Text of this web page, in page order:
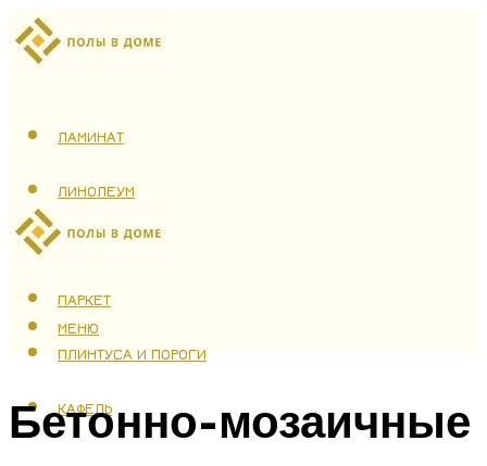
ЛАМИНАТ
ЛИНОЛЕУМ
ТЕПЛЫЙ ПОЛ
ПАРКЕТ
ПЛИНТУСА И ПОРОГИ
КАФЕЛЬ
МЕНЮ
Бетонно-мозаичные